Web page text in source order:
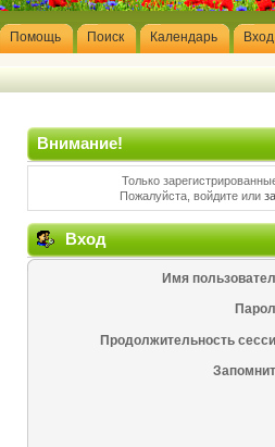
Помощь Поиск Календарь Вход
Внимание!
Только
Пожалуйста, войдите или
Вход
Имя
Продолжительность